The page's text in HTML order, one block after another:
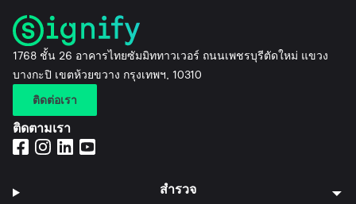
1768 ชั้น 26 อาคารไทยซัมมิททาวเวอร์ ถนนเพชรบุรีตัดใหม่ แขวง
บางกะปิ เขตห้วยขวาง กรุงเทพฯ, 10310
ติดต่อเรา
ติดตามเรา
สำรวจ